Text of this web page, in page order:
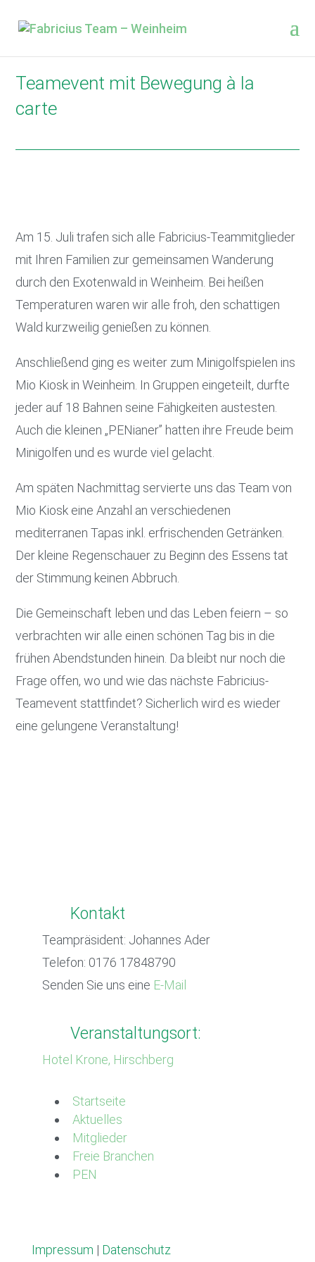
Teamevent mit Bewegung à la
carte
Am 15. Juli trafen sich alle Fabricius-Teammitglieder
mit Ihren Familien zur gemeinsamen Wanderung
durch den Exotenwald in Weinheim. Bei heißen
Temperaturen waren wir alle froh, den schattigen
Wald kurzweilig genießen zu können.
Anschließend ging es weiter zum Minigolfspielen ins
Mio Kiosk in Weinheim. In Gruppen eingeteilt, durfte
jeder auf 18 Bahnen seine Fähigkeiten austesten.
Auch die kleinen „PENianer” hatten ihre Freude beim
Minigolfen und es wurde viel gelacht.
Am späten Nachmittag servierte uns das Team von
Mio Kiosk eine Anzahl an verschiedenen
mediterranen Tapas inkl. erfrischenden Getränken.
Der kleine Regenschauer zu Beginn des Essens tat
der Stimmung keinen Abbruch.
Die Gemeinschaft leben und das Leben feiern – so
verbrachten wir alle einen schönen Tag bis in die
frühen Abendstunden hinein. Da bleibt nur noch die
Frage offen, wo und wie das nächste Fabricius-
Teamevent stattfindet? Sicherlich wird es wieder
eine gelungene Veranstaltung!
Kontakt
Teampräsident: Johannes Ader
Telefon: 0176 17848790
Senden Sie uns eine E-Mail
Veranstaltungsort:
Hotel Krone, Hirschberg
Startseite
Aktuelles
Mitglieder
Freie Branchen
PEN
Impressum | Datenschutz